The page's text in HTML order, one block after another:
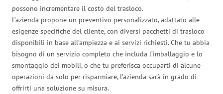
possono incrementare il costo del trasloco.
L’azienda propone un preventivo personalizzato, adattato alle
esigenze specifiche del cliente, con diversi pacchetti di trasloco
disponibili in base all’ampiezza e ai servizi richiesti. Che tu abbia
bisogno di un servizio completo che includa l’imballaggio e lo
smontaggio dei mobili, o che tu preferisca occuparti di alcune
operazioni da solo per risparmiare, l’azienda sarà in grado di
offrirti una soluzione su misura.